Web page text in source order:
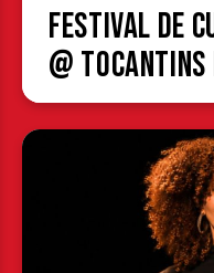
Festival de
@ Tocantins